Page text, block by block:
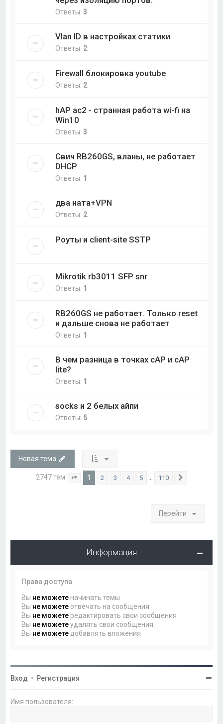
Ответы:3
Vlan ID в настройках статики
Ответы: 2
Firewall блокировка youtube
Ответы: 2
hAP ac2 - странная работа wi-fi на
Win10
Ответы:3
Свич RB260GS, вланы, не работает
DHCP
Ответы: 1
два ната+VPN
Ответы: 2
Роуты и client-site SSTP
Mikrotik rb3011 SFP snr
Ответы: 1
RB260GS не работает. Только reset
и дальше снова не работает
Ответы: 1
В чем разница в точках cAP и cAP
lite?
Ответы: 1
socks и 2 белых айпи
Ответы: 5
Новая тема
2747 тем Страница из 110
1 2 3 4 5 110
Перейти
Информация
Права доступа
Вы не можете начинать темы
Вы не можете отвечать на сообщения
Вы не можете редактировать свои сообщения
Вы не можетеудалять свои сообщения
Вы не можете добавлять вложения
Вход • Регистрация
Имя пользователя: